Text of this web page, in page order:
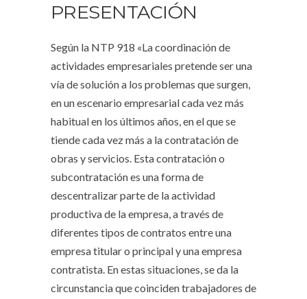
PRESENTACIÓN
Según la NTP 918 «La coordinación de
actividades empresariales pretende ser una
vía de solución a los problemas que surgen,
en un escenario empresarial cada vez más
habitual en los últimos años, en el que se
tiende cada vez más a la contratación de
obras y servicios. Esta contratación o
subcontratación es una forma de
descentralizar parte de la actividad
productiva de la empresa, a través de
diferentes tipos de contratos entre una
empresa titular o principal y una empresa
contratista. En estas situaciones, se da la
circunstancia que coinciden trabajadores de